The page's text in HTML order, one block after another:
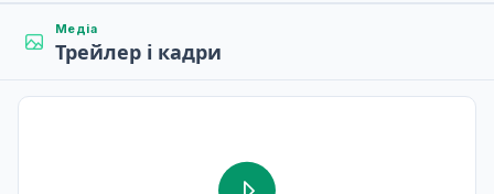
Медіа
Трейлер і кадри